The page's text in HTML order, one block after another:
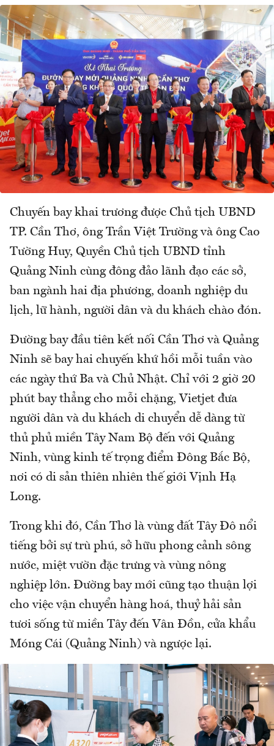
Chuyến bay khai trương được Chủ tịch UBND
TP. Cần Thơ, ông Trần Việt Trường và ông Cao
Tường Huy, Quyền Chủ tịch UBND tỉnh
Quảng Ninh cùng đông đảo lãnh đạo các sở,
ban ngành hai địa phương, doanh nghiệp du
lịch, lữ hành, người dân và du khách chào đón.
Đường bay đầu tiên kết nối Cần Thơ và Quảng
Ninh sẽ bay hai chuyến khứ hồi mỗi tuần vào
các ngày thứ Ba và Chủ Nhật. Chỉ với 2 giờ 20
phút bay thẳng cho mỗi chặng, Vietjet đưa
người dân và du khách di chuyển dễ dàng từ
thủ phủ miền Tây Nam Bộ đến với Quảng
Ninh, vùng kinh tế trọng điểm Đông Bắc Bộ,
nơi có di sản thiên nhiên thế giới Vịnh Hạ
Long.
Trong khi đó, Cần Thơ là vùng đất Tây Đô nổi
tiếng bởi sự trù phú, sở hữu phong cảnh sông
nước, miệt vườn đặc trưng và vùng nông
nghiệp lớn. Đường bay mới cũng tạo thuận lợi
cho việc vận chuyển hàng hoá, thuỷ hải sản
tươi sống từ miền Tây đến Vân Đồn, cửa khẩu
Móng Cái (Quảng Ninh) và ngược lại.